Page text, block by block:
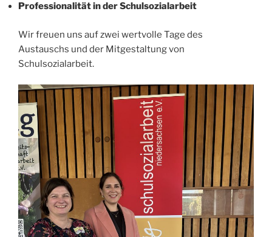
Professionalität in der Schulsozialarbeit
Wir freuen uns auf zwei wertvolle Tage des
Austauschs und der Mitgestaltung von
Schulsozialarbeit.